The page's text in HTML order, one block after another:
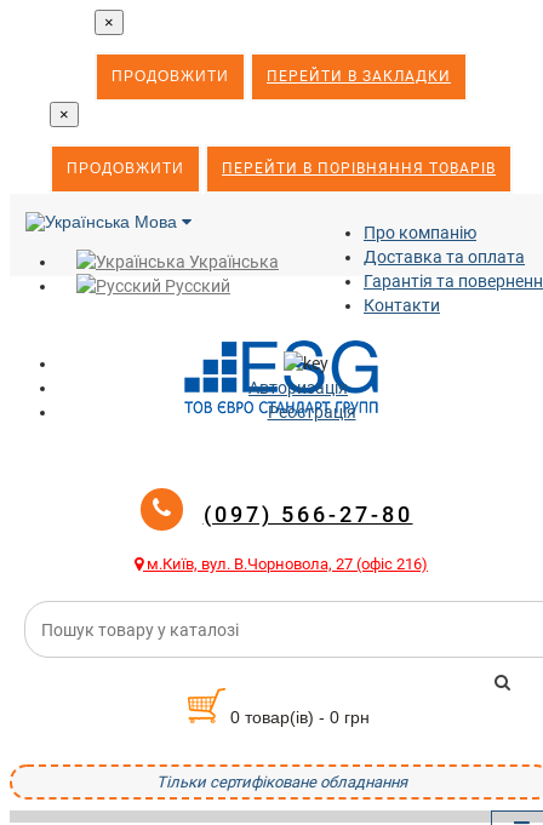
×
ПРОДОВЖИТИ ПЕРЕЙТИ В ЗАКЛАДКИ
×
ПРОДОВЖИТИ ПЕРЕЙТИ В ПОРІВНЯННЯ ТОВАРІВ
Мова
Українська
Русский
Про компанію
Доставка та оплата
Гарантія та
Контакти
Авторизація
Реєстрація
(097) 566-27-80
м.Київ, вул. В.Чорновола, 27 (офіс 216)
0 товар(ів) - 0 грн
Тільки сертифіковане обладнання